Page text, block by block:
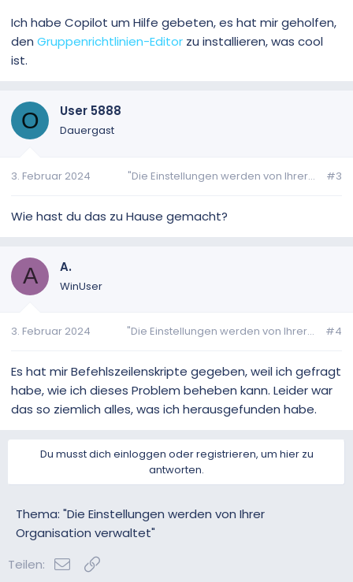
Ich habe Copilot um Hilfe gebeten, es hat mir geholfen,
den Gruppenrichtlinien-Editor zu installieren, was cool
ist.
O User 5888
Dauergast
3. Februar 2024 "Die Einstellungen werden von Ihrer... #3
Wie hast du das zu Hause gemacht?
A A.
WinUser
3. Februar 2024 "Die Einstellungen werden von Ihrer... #4
Es hat mir Befehlszeilenskripte gegeben, weil ich gefragt
habe, wie ich dieses Problem beheben kann. Leider war
das so ziemlich alles, was ich herausgefunden habe.
Du musst dich einloggen oder registrieren, um hier zu
antworten.
Thema: "Die Einstellungen werden von Ihrer
Organisation verwaltet"
Teilen:
E-Mail